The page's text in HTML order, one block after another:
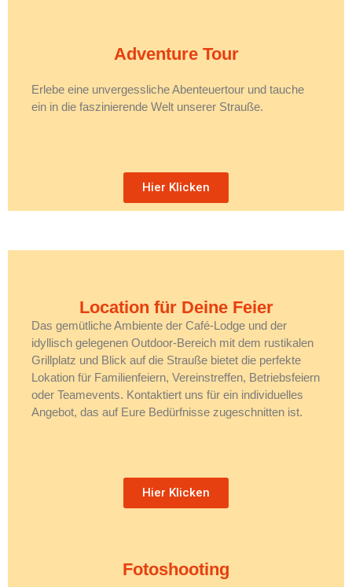
Adventure Tour
Erlebe eine unvergessliche Abenteuertour und tauche
ein in die faszinierende Welt unserer Strauße.
Hier Klicken
Location für Deine Feier
Das gemütliche Ambiente der Café-Lodge und der
idyllisch gelegenen Outdoor-Bereich mit dem rustikalen
Grillplatz und Blick auf die Strauße bietet die perfekte
Lokation für Familienfeiern, Vereinstreffen, Betriebsfeiern
oder Teamevents. Kontaktiert uns für ein individuelles
Angebot, das auf Eure Bedürfnisse zugeschnitten ist.
Hier Klicken
Fotoshooting